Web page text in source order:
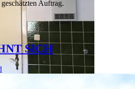
Auftrag.
SICH